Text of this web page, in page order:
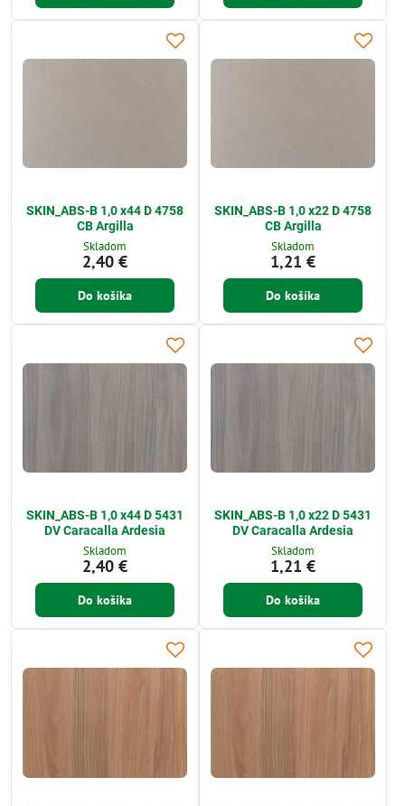
SKIN_ABS-B 1,0 x44 D 4758
CB Argilla
Skladom
2,40 €
Do košíka
SKIN_ABS-B 1,0 x22 D 4758
CB Argilla
Skladom
1,21 €
Do košíka
SKIN_ABS-B 1,0 x44 D 5431
DV Caracalla Ardesia
Skladom
2,40 €
Do košíka
SKIN_ABS-B 1,0 x22 D 5431
DV Caracalla Ardesia
Skladom
1,21 €
Do košíka